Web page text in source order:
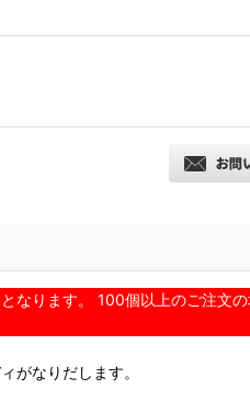
なります。 100個以上のご注
がなりだします。